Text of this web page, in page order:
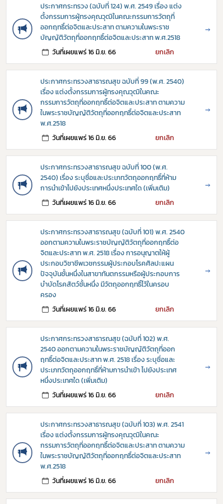
ประกาศกระทรวง (ฉบับที่ 124) พ.ศ. 2549 เรื่อง แต่ง
ตั้งกรรมการผู้ทรงคุณวุฒิในคณะกรรมการวัตถุที่
ออกฤทธิ์ต่อจิตและประสาท ตามความในพระราช
บัญญัติวัตถุที่ออกฤทธิ์ต่อจิตและประสาท พ.ศ.2518
วันที่เผยแพร่ 16 มิ.ย. 66
ยกเลิก
→
ประกาศกระทรวงสาธารณสุข ฉบับที่ 99 (พ.ศ. 2540)
เรื่อง แต่งตั้งกรรมการผู้ทรงคุณวุฒิในคณะ
กรรมการวัตถุที่ออกฤทธิ์ต่อจิตและประสาท ตามความ
ในพระราชบัญญัติวัตถุที่ออกฤทธิ์ต่อจิตและประสาท
พ.ศ.2518
วันที่เผยแพร่ 16 มิ.ย. 66
ยกเลิก
→
ประกาศกระทรวงสาธารณสุข ฉบับที่ 100 (พ.ศ.
2540) เรื่อง ระบุชื่อและประเภทวัตถุออกฤทธิ์ที่ห้าม
การนำเข้าไปยังประเทศหนึ่งประเทศใด (เพิ่มเติม)
วันที่เผยแพร่ 16 มิ.ย. 66
ยกเลิก
→
ประกาศกระทรวงสาธารณสุข (ฉบับที่ 101) พ.ศ. 2540
ออกตามความในพระราชบัญญัติวัตถุที่ออกฤทธิ์ต่อ
จิตและประสาท พ.ศ. 2518 เรื่อง การอนุญาตให้ผู้
ประกอบวิชาชีพเวชกรรมผู้ประกอบโรคศิลปะแผน
ปัจจุบันชั้นหนึ่งในสาขาทันตกรรมหรือผู้ประกอบการ
บำบัดโรคสัตว์ชั้นหนึ่ง มีวัตถุออกฤทธิ์ไว้ในครอบ
ครอง
วันที่เผยแพร่ 16 มิ.ย. 66
ยกเลิก
→
ประกาศกระทรวงสาธารณสุข (ฉบับที่ 102) พ.ศ.
2540 ออกตามความในพระราชบัญญัติวัตถุที่ออก
ฤทธิ์ต่อจิตและประสาท พ.ศ. 2518 เรื่อง ระบุชื่อและ
ประเภทวัตถุออกฤทธิ์ที่ห้ามการนำเข้า ไปยังประเทศ
หนึ่งประเทศใด (เพิ่มเติม)
วันที่เผยแพร่ 16 มิ.ย. 66
ยกเลิก
→
ประกาศกระทรวงสาธารณสุข (ฉบับที่ 103) พ.ศ. 2541
เรื่อง แต่งตั้งกรรมการผู้ทรงคุณวุฒิในคณะ
กรรมการวัตถุที่ออกฤทธิ์ต่อจิตและประสาท ตามความ
ในพระราชบัญญัติวัตถุที่ออกฤทธิ์ต่อจิตและประสาท
พ.ศ.2518
วันที่เผยแพร่ 16 มิ.ย. 66
ยกเลิก
→
Subscribe
เลือกหัวข้อที่ท่านต้องการ Subscribe
กฎหมาย
การขออนุญาต
ข่าวประชาสัมพันธ์